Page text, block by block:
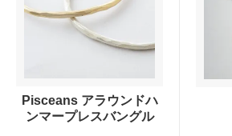
Pisceans アラウンドハ
ンマープレスバングル